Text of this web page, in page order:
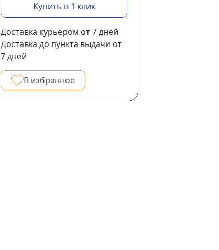
Купить в 1 клик
Доставка курьером от 7дней
Доставка до пункта выдачи от
7дней
В избранное